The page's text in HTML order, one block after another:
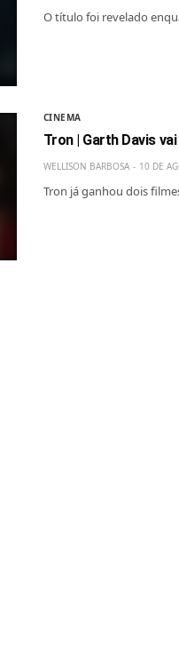
O título foi revelado
CINEMA
Tron | Garth Davis
WELLISON BARBOSA 10 DE
Tron já ganhou dois